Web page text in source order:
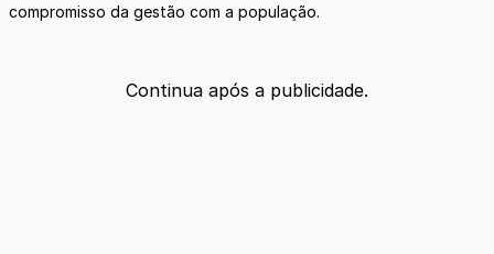
compromisso da gestão com a população.
Continua após a publicidade.